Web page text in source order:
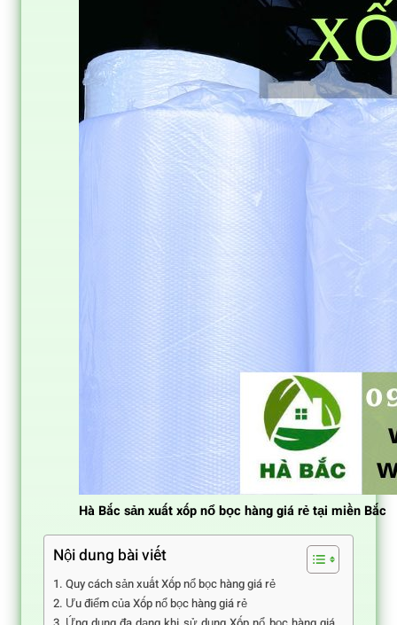
Hà Bắc sản xuất xốp nổ bọc hàng giá rẻ tại miền Bắc
Nội dung bài viết
Quy cách sản xuất Xốp nổ bọc hàng giá rẻ
Ưu điểm của Xốp nổ bọc hàng giá rẻ